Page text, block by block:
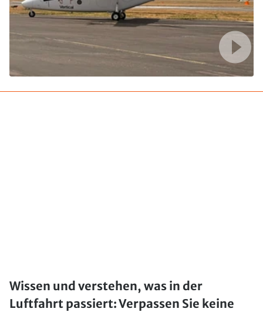
Wissen und verstehen, was in der
Luftfahrt passiert: Verpassen Sie keine